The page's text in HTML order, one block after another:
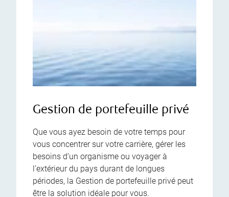
Gestion de portefeuille privé
Que vous ayez besoin de votre temps pour
vous concentrer sur votre carrière, gérer les
besoins d’un organisme ou voyager à
l’extérieur du pays durant de longues
périodes, la Gestion de portefeuille privé peut
être la solution idéale pour vous.